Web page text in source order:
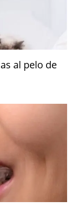
al pelo de